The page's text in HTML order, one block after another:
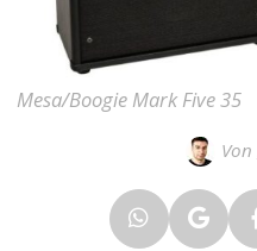
Mesa/Boogie Mark Five 35
Von